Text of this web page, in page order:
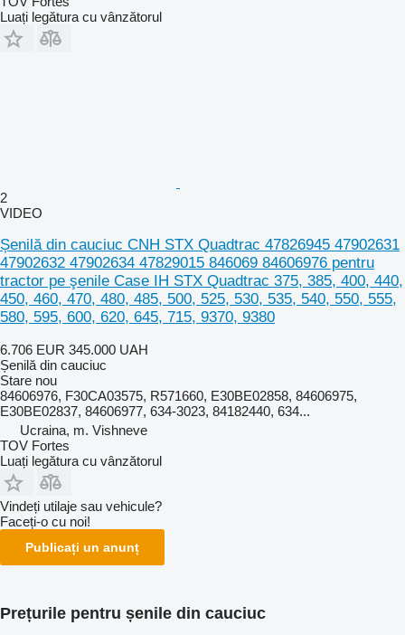
Luați legătura cu vânzătorul
2
VIDEO
Șenilă din cauciuc CNH STX Quadtrac 47826945 47902631
47902632 47902634 47829015 846069 84606976 pentru
tractor pe şenile Case IH STX Quadtrac 375, 385, 400, 440,
450, 460, 470, 480, 485, 500, 525, 530, 535, 540, 550, 555,
580, 595, 600, 620, 645, 715, 9370, 9380
6.706 EUR 345.000 UAH
Șenilă din cauciuc
Stare nou
84606976, F30CA03575, R571660, E30BE02858, 84606975,
E30BE02837, 84606977, 634-3023, 84182440, 634...
Ucraina, m. Vishneve
TOV Fortes
Luați legătura cu vânzătorul
Vindeți utilaje sau vehicule?
Faceți-o cu noi!
Publicați un anunț
Prețurile pentru șenile din cauciuc